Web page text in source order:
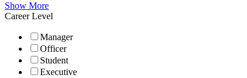
Show More
Career Level
Manager
Officer
Student
Executive